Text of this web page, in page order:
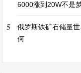
6000涨到20W不是
5
俄罗斯铁矿石储量
何